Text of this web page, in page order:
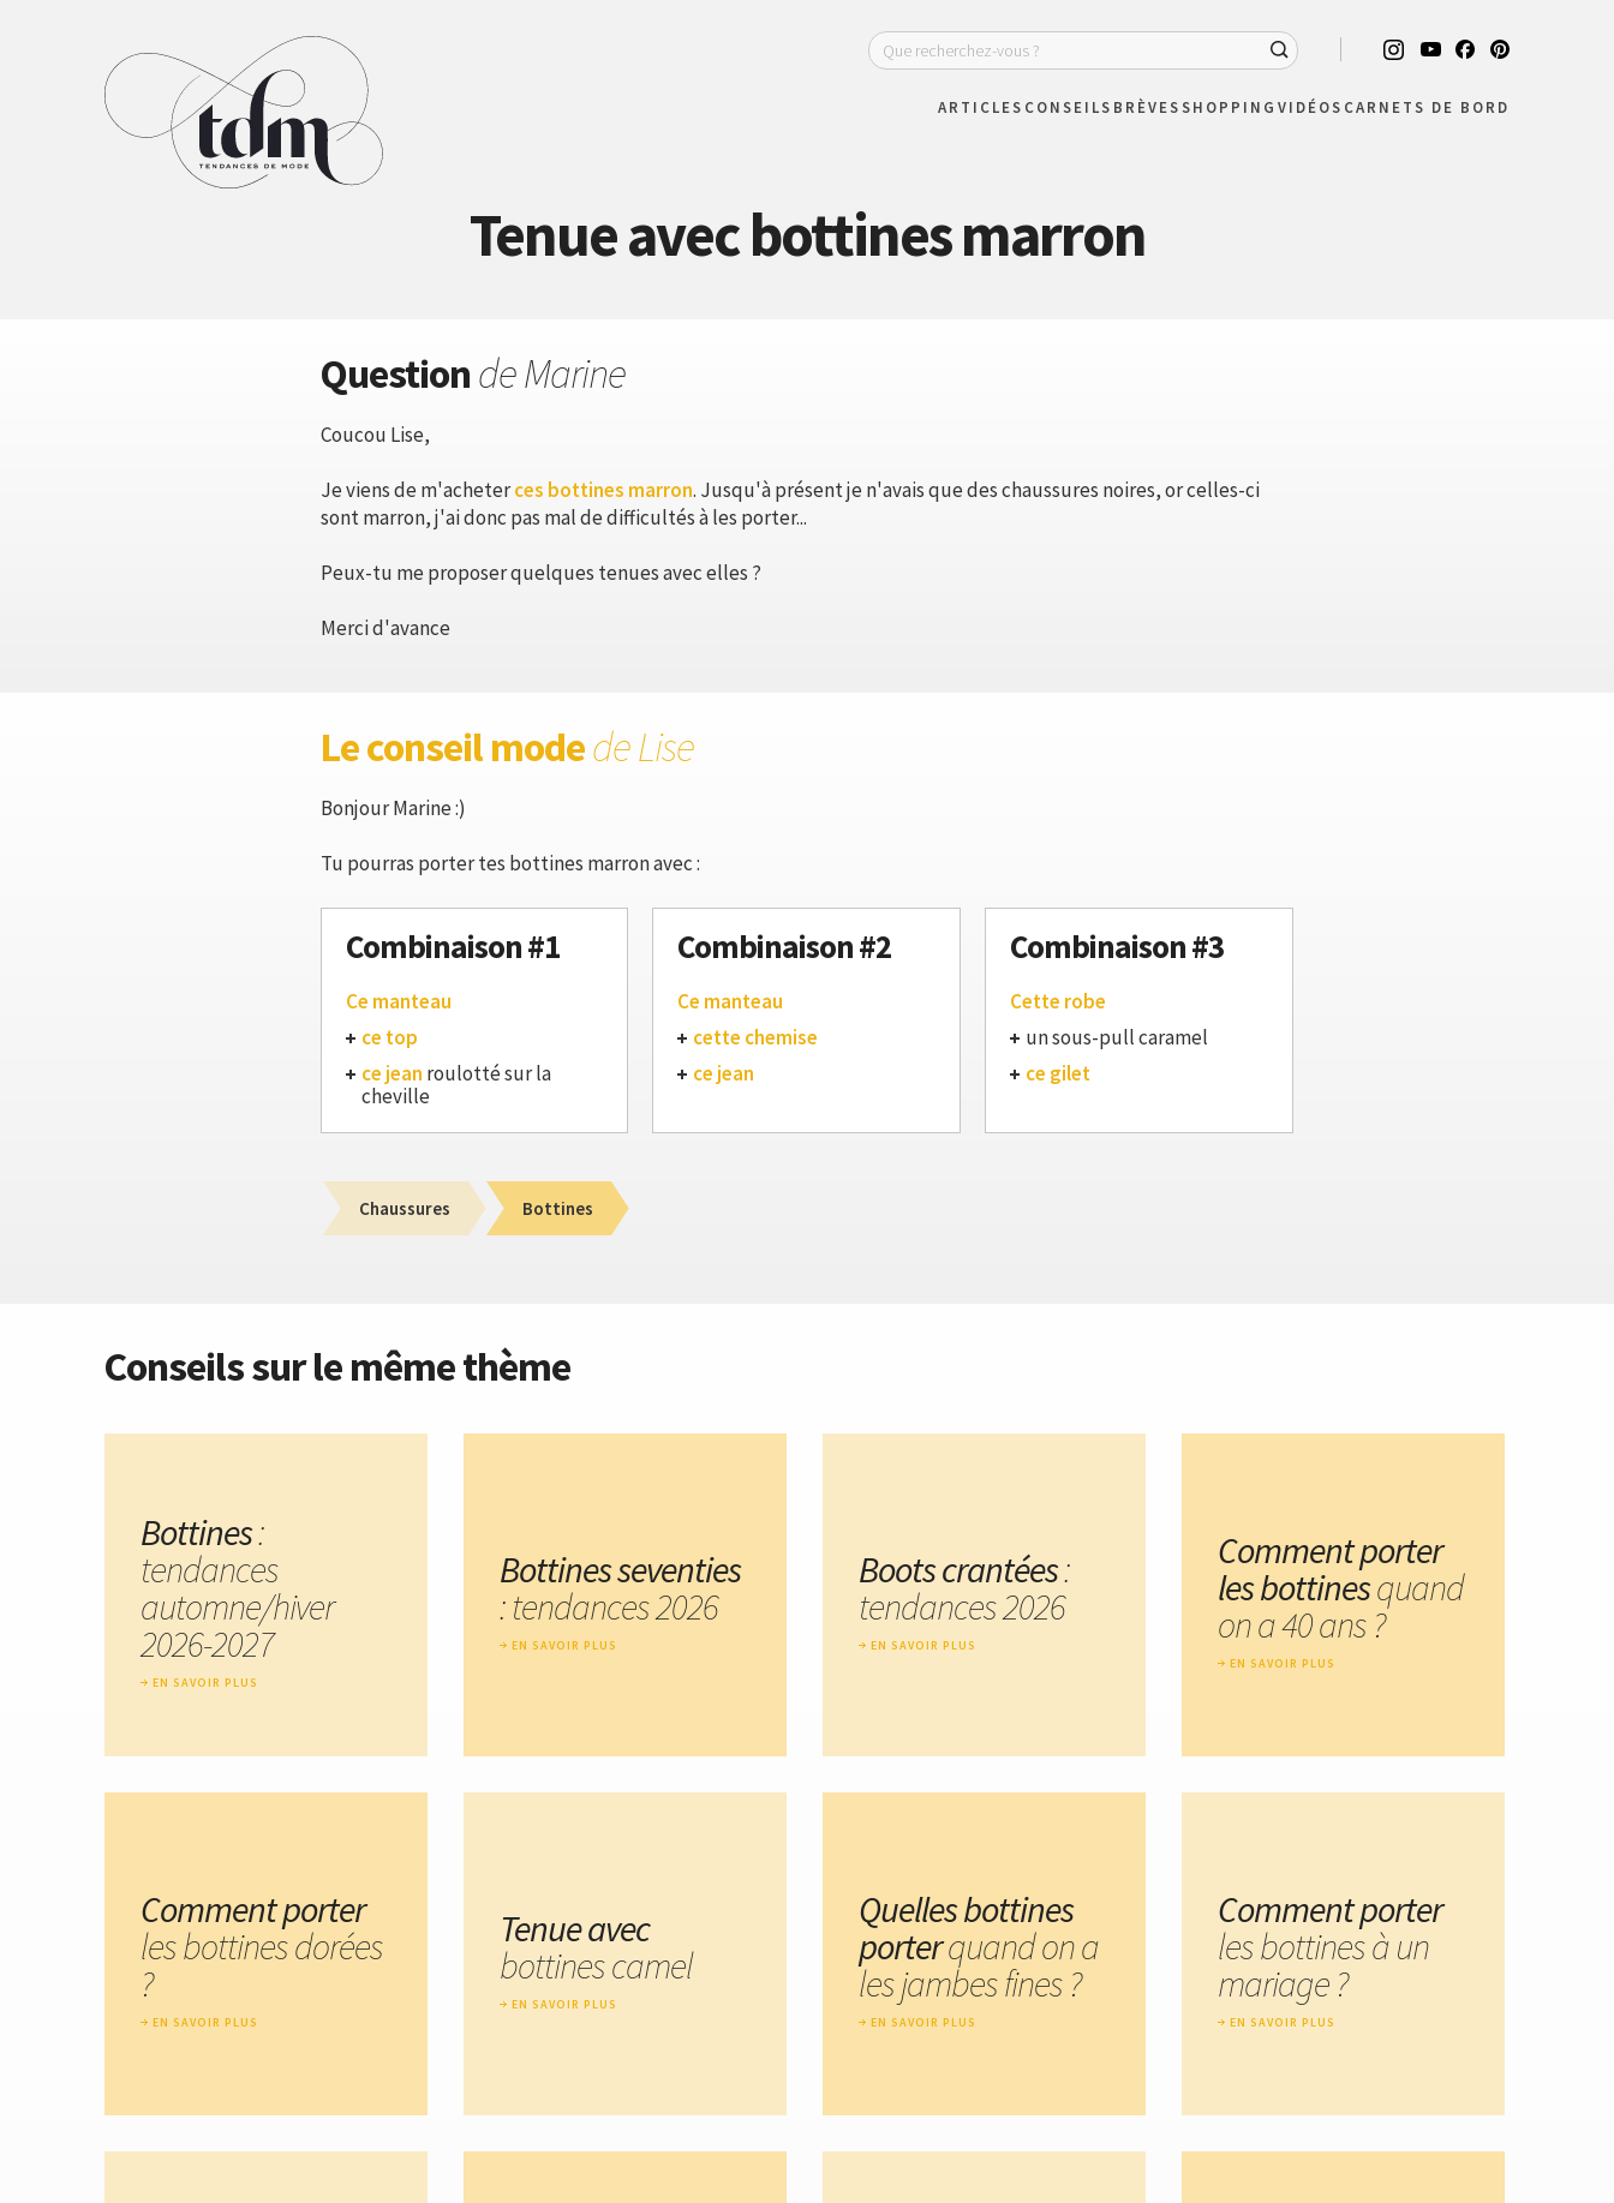
ARTICLES CONSEILS BRÈVESSHOPPING VIDÉOS CARNETS DE BORD
Tenue avec bottines marron
Questionde Marine
Coucou Lise,
Je viens de m'acheterces bottines marron. Jusqu'à présent je n'avais que des chaussures noires, or celles-ci
sont marron, j'ai donc pas mal de difficultés à les porter...
Peux-tu me proposer quelques tenues avec elles ?
Merci d'avance
Le conseil modede Lise
Bonjour Marine :)
Tu pourras porter tes bottines marron avec :
Combinaison #1
Ce manteau
ce top
ce jean roulotté sur la
cheville
Combinaison #2
Ce manteau
cette chemise
ce jean
Combinaison #3
Cette robe
un sous-pull caramel
ce gilet
Chaussures Bottines
Conseils sur le même thème
Bottines:
tendances
automne/hiver
2026-2027
EN SAVOIR PLUS
Bottines seventies
: tendances 2026
EN SAVOIR PLUS
Boots crantées:
tendances 2026
EN SAVOIR PLUS
Comment porter
les bottinesquand
on a 40 ans ?
EN SAVOIR PLUS
Comment porter
les bottines dorées
?
EN SAVOIR PLUS
Tenue avec
bottines camel
EN SAVOIR PLUS
Quelles bottines
porterquand on a
les jambes fines ?
EN SAVOIR PLUS
Comment porter
les bottines à un
mariage ?
EN SAVOIR PLUS